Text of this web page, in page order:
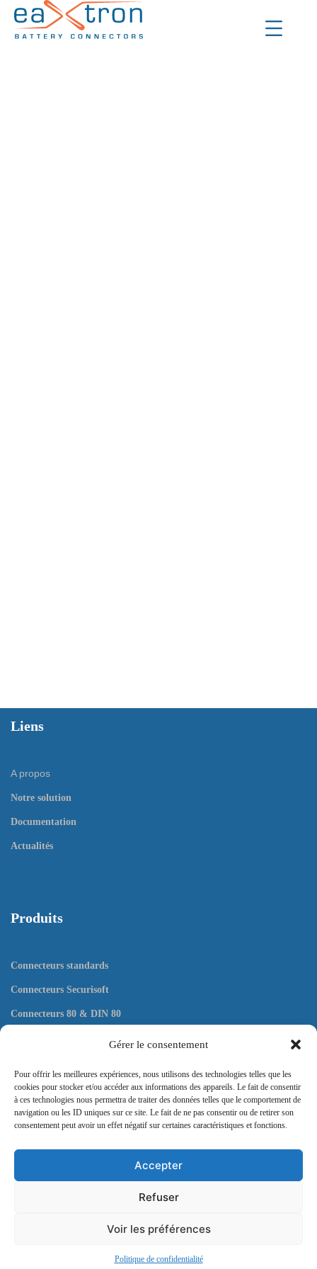
Gérer le consentement
Pour offrir les meilleures expériences, nous utilisons des technologies telles que les
cookies pour stocker et/ou accéder aux informations des appareils. Le fait de consentir
à ces technologies nous permettra de traiter des données telles que le comportement de
navigation ou les ID uniques sur ce site. Le fait de ne pas consentir ou de retirer son
consentement peut avoir un effet négatif sur certaines caractéristiques et fonctions.
Accepter
Refuser
Voir les préférences
Politique de confidentialité
Liens
A propos
Notre solution
Documentation
Actualités
Produits
Connecteurs standards
Connecteurs Securisoft
Connecteurs 80 & DIN 80
2025